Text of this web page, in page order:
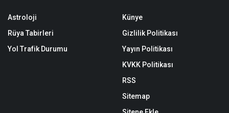
Astroloji
Rüya Tabirleri
Yol Trafik Durumu
Künye
Gizlilik Politikası
Yayın Politikası
KVKK Politikası
RSS
Sitemap